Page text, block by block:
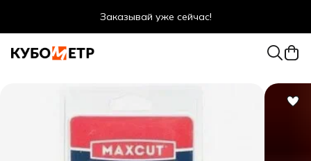
Заказывай уже сейчас!
Оптовые цены даже для физ. лиц